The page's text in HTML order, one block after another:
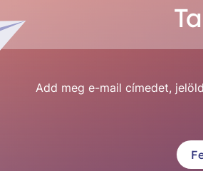
Add meg e-mail címedet,